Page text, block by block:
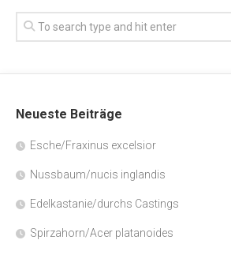
Neueste Beiträge
Esche/Fraxinus excelsior
Nussbaum/nucis inglandis
Edelkastanie/durchs Castings
Spirzahorn/Acer platanoides